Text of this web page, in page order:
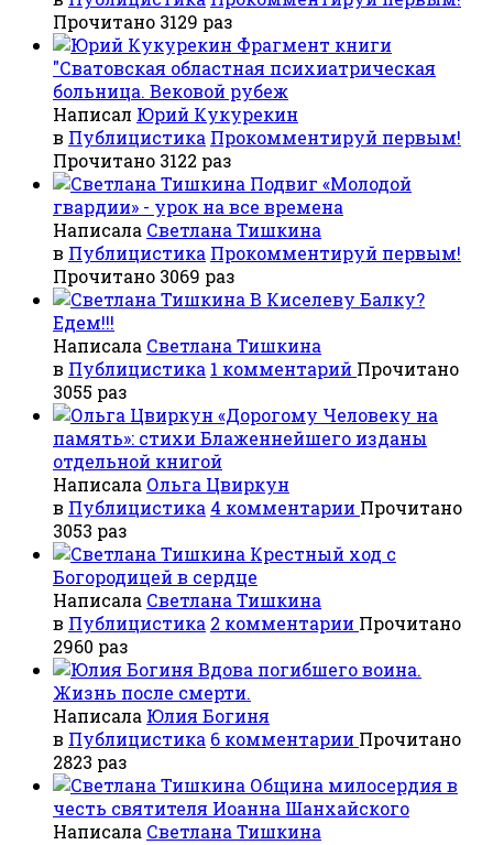
Прочитано 3129 раз
Фрагмент книги
"Сватовская областная психиатрическая
больница. Вековой рубеж
Написал Юрий Кукурекин
в Публицистика Прокомментируй первым!
Прочитано 3122 раз
Подвиг «Молодой
гвардии» - урок на все времена
Написала Светлана Тишкина
в Публицистика Прокомментируй первым!
Прочитано 3069 раз
В Киселеву Балку?
Едем!!!
Написала Светлана Тишкина
в Публицистика 1 комментарий Прочитано
3055 раз
«Дорогому Человеку на
память»: стихи Блаженнейшего изданы
отдельной книгой
Написала Ольга Цвиркун
в Публицистика 4 комментарии Прочитано
3053 раз
Крестный ход с
Богородицей в сердце
Написала Светлана Тишкина
в Публицистика 2 комментарии Прочитано
2960 раз
Вдова погибшего воина.
Жизнь после смерти.
Написала Юлия Богиня
в Публицистика 6 комментарии Прочитано
2823 раз
Община милосердия в
честь святителя Иоанна Шанхайского
Написала Светлана Тишкина